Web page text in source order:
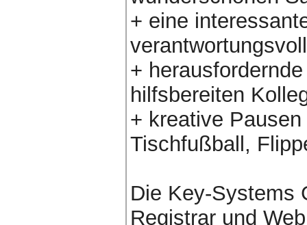
+ eine
+
hilfsbereiten
+ kreative
Tischfußball,
Die Key-Systems
Registrar und